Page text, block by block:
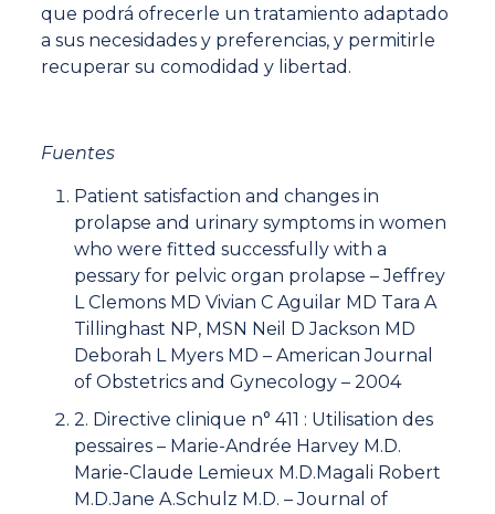
que podrá ofrecerle un tratamiento adaptado
a sus necesidades y preferencias, y permitirle
recuperar su comodidad y libertad.
Fuentes
Patient satisfaction and changes in
prolapse and urinary symptoms in women
who were fitted successfully with a
pessary for pelvic organ prolapse – Jeffrey
L Clemons MD Vivian C Aguilar MD Tara A
Tillinghast NP, MSN Neil D Jackson MD
Deborah L Myers MD – American Journal
of Obstetrics and Gynecology – 2004
2. Directive clinique n° 411 : Utilisation des
pessaires – Marie-Andrée Harvey M.D.
Marie-Claude Lemieux M.D.Magali Robert
M.D.Jane A.Schulz M.D. – Journal of